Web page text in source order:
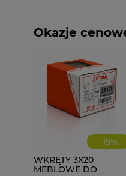
Okazje
-15%
WKRĘTY 3X20
MEBLOWE DO